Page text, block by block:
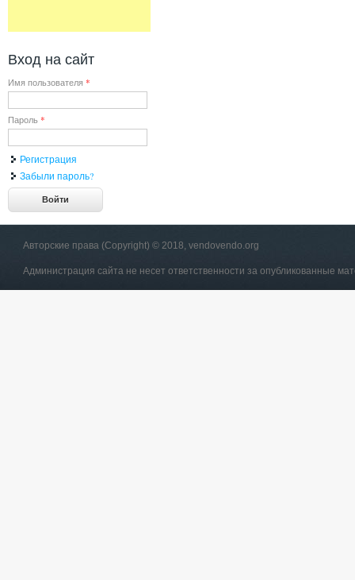
Вход на сайт
Имя пользователя *
Пароль *
Регистрация
Забыли пароль?
Авторские права (Copyright) © 2018, vendovendo.org
Администрация сайта не несет ответственности за опубликованные